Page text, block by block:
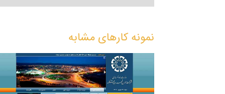
نمونه کارهای مشابه